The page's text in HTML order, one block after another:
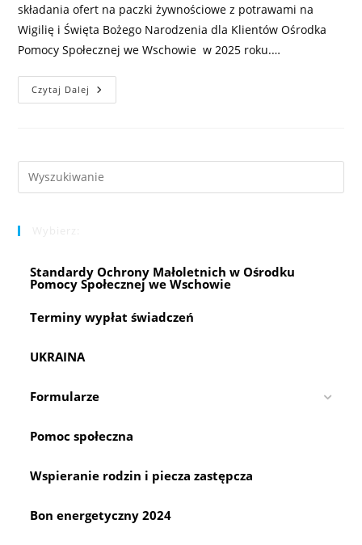
składania ofert na paczki żywnościowe z potrawami na
Wigilię i Święta Bożego Narodzenia dla Klientów Ośrodka
Pomocy Społecznej we Wschowie w 2025 roku.…
Czytaj Dalej Zapytanie
Ofertowe
I
Święta
Społecznej
We
Wschowie
2025
Roku
Standardy Ochrony Małoletnich w Ośrodku
Pomocy Społecznej we Wschowie
Terminy wypłat świadczeń
UKRAINA
Formularze
Pomoc społeczna
Wspieranie rodzin i piecza zastępcza
Bon energetyczny 2024